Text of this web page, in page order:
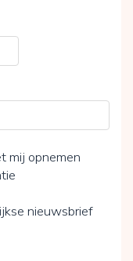
mij opnemen
nieuwsbrief